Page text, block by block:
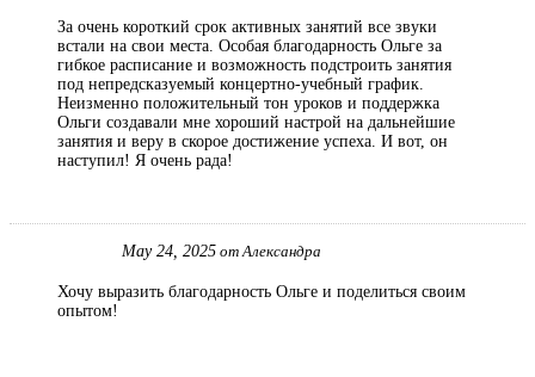
За очень короткий срок активных занятий все звуки
встали на свои места. Особая благодарность Ольге за
гибкое расписание и возможность подстроить занятия
под непредсказуемый концертно-учебный график.
Неизменно положительный тон уроков и поддержка
Ольги создавали мне хороший настрой на дальнейшие
занятия и веру в скорое достижение успеха. И вот, он
наступил! Я очень рада!
May 24, 2025 от Александра
Хочу выразить благодарность Ольге и поделиться своим
опытом!